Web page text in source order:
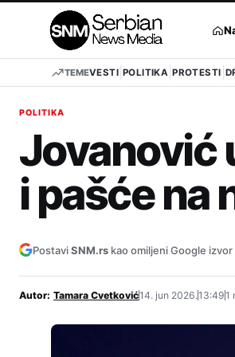
TEMEVESTI POLITIKA PROTESTI
POLITIKA
Jovanović
i pašće na
PostaviSNM.rs kao omiljeni Google izvor
Autor: Tamara Cvetković14. jun 2026.13:491